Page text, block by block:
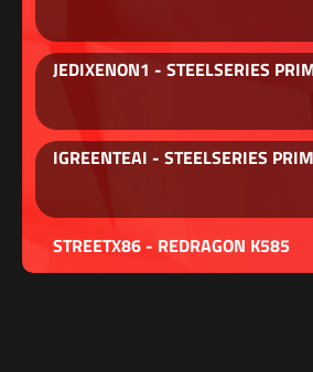
JEDIXENON1 - STEELSERIES
IGREENTEAI - STEELSERIES
STREETX86 - REDRAGON K585